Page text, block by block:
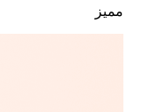
مميز